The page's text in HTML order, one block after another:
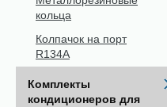
кольца
Колпачок на порт
R134A
Комплекты
кондиционеров для